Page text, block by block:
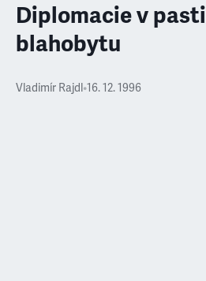
Diplomacie v pasti
blahobytu
Vladimír Rajdl •16. 12. 1996